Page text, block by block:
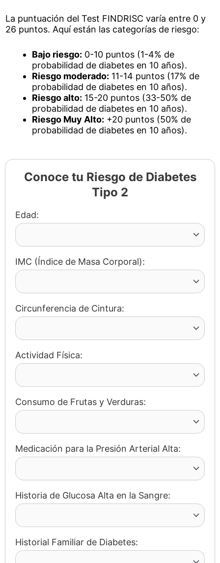
La puntuación del Test FINDRISC varía entre 0 y
26 puntos. Aquí están las categorías de riesgo:
Bajo riesgo: 0-10 puntos (1-4% de
probabilidad de diabetes en 10 años).
Riesgo moderado: 11-14 puntos (17% de
probabilidad de diabetes en 10 años).
Riesgo alto: 15-20 puntos (33-50% de
probabilidad de diabetes en 10 años).
Riesgo Muy Alto: +20 puntos (50% de
probabilidad de diabetes en 10 años).
Conoce tu Riesgo de Diabetes
Tipo 2
Edad:
IMC (Índice de Masa Corporal):
Circunferencia de Cintura:
Actividad Física:
Consumo de Frutas y Verduras:
Medicación para la Presión Arterial Alta:
Historia de Glucosa Alta en la Sangre:
Historial Familiar de Diabetes: